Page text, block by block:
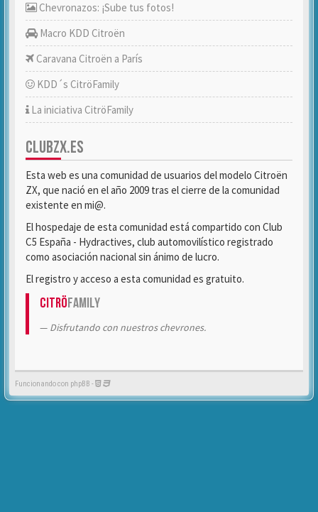
Chevronazos: ¡Sube tus fotos!
Macro KDD Citroën
Caravana Citroën a París
KDD´s CitröFamily
La iniciativa CitröFamily
CLUBZX.ES
Esta web es una comunidad de usuarios del modelo Citroën
ZX, que nació en el año 2009 tras el cierre de la comunidad
existente en mi@.
El hospedaje de esta comunidad está compartido con Club
C5 España - Hydractives, club automovilístico registrado
como asociación nacional sin ánimo de lucro.
El registro y acceso a esta comunidad es gratuito.
CitröFamily
Disfrutando con nuestros chevrones.
Funcionando con phpBB -